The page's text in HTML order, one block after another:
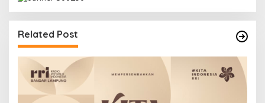
Related Post